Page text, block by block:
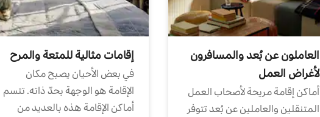
العاملون عن بُعد والمسافرون
لأغراض العمل
أماكن إقامة مريحة لأصحاب العمل
المتنقلين والعاملين عن بُعد تتوفر
إقامات مثالية للمتعة والمرح
في بعض الأحيان يصبح مكان
الإقامة هو الوجهة بحدّ ذاته. تتسم
أماكن الإقامة هذه بالعديد من